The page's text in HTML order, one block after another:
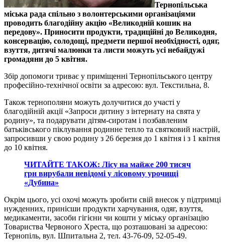
Тернопільська
міська рада спільно з волонтерськими організаціями
проводить благодійну акцію «Великодній кошик на
передову». Приносити продукти, традиційні до Великодня,
консервацію, солодощі, предмети першої необхідності, одяг,
взуття, дитячі малюнки та листи можуть усі небайдужі
громадяни до 5 квітня.
Збір допомоги триває у приміщенні Тернопільського центру
професійно-технічної освіти за адресою: вул. Текстильна, 8.
Також тернополяни можуть долучитися до участі у
благодійній акції «Запроси дитину з інтернату на свята у
родину», та подарувати дітям-сиротам і позбавленим
батьківського піклування родинне тепло та святковий настрій,
запросивши у свою родину з 26 березня до 1 квітня і з 1 квітня
до 10 квітня.
ЧИТАЙТЕ ТАКОЖ: Лісу на майже 200 тисяч
грн вирубали невідомі у лісовому урочищі
«Дубина»
Окрім цього, усі охочі можуть зробити свій внесок у підтримці
нужденних, принісши продукти харчування, одяг, взуття,
медикаменти, засоби гігієни чи кошти у міську організацію
Товариства Червоного Хреста, що розташовані за адресою:
Тернопіль, вул. Шпитальна 2, тел. 43-76-09, 52-05-49.